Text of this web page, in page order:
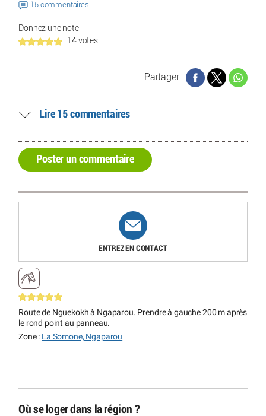
15 commentaires
Donnez une note
14 votes
Partager
Lire 15 commentaires
Poster un commentaire
ENTREZ EN CONTACT
Route de Nguekokh à Ngaparou. Prendre à gauche 200 m après
le rond point au panneau.
Zone : La Somone, Ngaparou
Où se loger dans la région ?